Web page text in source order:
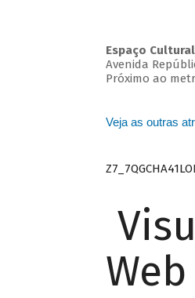
Espaço Cultural
Avenida
Próximo ao
Veja as outras
Web